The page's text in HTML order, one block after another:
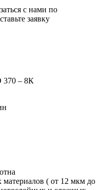
с нами по
заявку
370 – 8К
материалов ( от 12 мкм до